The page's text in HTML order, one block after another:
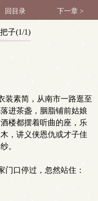
回目录 下一章 >
子(1/1)
装素简，从南市一路逛至
进茶盏，胭脂铺前姑娘
楼都摆着听曲的座，乐
，讲义侠恩仇或才子佳
。
门口停过，忽然站住：